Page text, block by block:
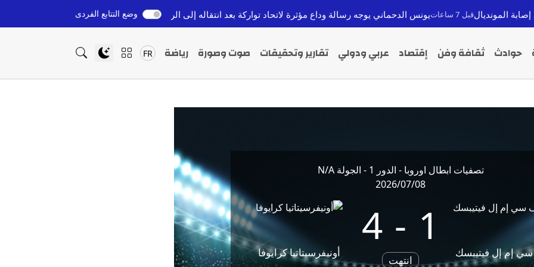
قبل 7 ساعات يونس الدحماني يوجه رسالة وداع مؤثرة لاتحاد تواركة بعد انتقاله إلى الرجاء الرياضي قبل 7 ساعات كولومبيا تعترف بسيادة
وضع التتابع الفردى
حوادث ثقافة وفن إقتصاد عربي ودولي تقارير وتحقيقات صوت وصورة رياضة FR
تصفيات ابطال اوروبا - الدور 1 - الجولة N/A
2026/07/08
إم إل فيتيبسك
1
-
4
انتهت
أونيفرسيتاتيا كرايوفا